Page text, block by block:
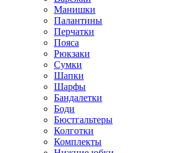
Манишки
Палантины
Перчатки
Пояса
Рюкзаки
Сумки
Шапки
Шарфы
Бандалетки
Боди
Бюстгальтеры
Колготки
Комплекты